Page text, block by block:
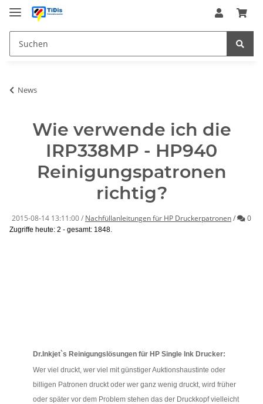
News
Wie verwende ich die
IRP338MP - HP940
Reinigungspatronen
richtig?
2015-08-14 13:11:00/ Nachfüllanleitungen für HP Druckerpatronen/ 0
Zugriffe heute: 2 - gesamt: 1848.
Dr.Inkjet`s Reinigungslösungen für HP Single Ink Drucker:
Wer viel druckt, wer viel mit günstiger Auktionshaustinte oder
billigen Patronen druckt oder wer ganz wenig druckt, wird früher
oder später vor dem Problem stehen das der Druckkopf vielleicht